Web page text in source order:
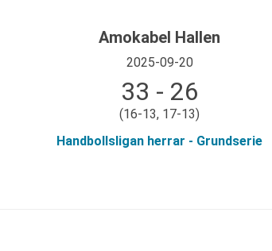
Amokabel Hallen
2025-09-20
33 - 26
(16-13, 17-13)
Handbollsligan herrar - Grundserie